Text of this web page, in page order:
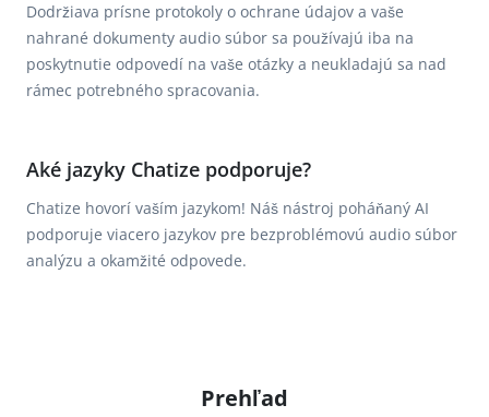
Dodržiava prísne protokoly o ochrane údajov a vaše
nahrané dokumenty audio súbor sa používajú iba na
poskytnutie odpovedí na vaše otázky a neukladajú sa nad
rámec potrebného spracovania.
Aké jazyky Chatize podporuje?
Chatize hovorí vaším jazykom! Náš nástroj poháňaný AI
podporuje viacero jazykov pre bezproblémovú audio súbor
analýzu a okamžité odpovede.
Prehľad